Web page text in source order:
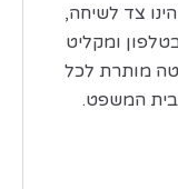
צד לשיחה,
ומקליט
מותרת לכל
בבית המשפט.